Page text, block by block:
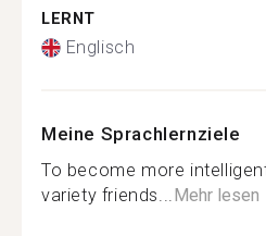
LERNT
Englisch
Meine Sprachlernziele
To become more
variety friends...Mehr lesen